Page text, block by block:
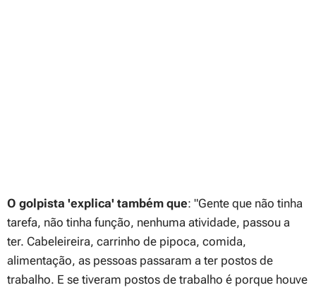
O golpista 'explica' também que: "Gente que não tinha
tarefa, não tinha função, nenhuma atividade, passou a
ter. Cabeleireira, carrinho de pipoca, comida,
alimentação, as pessoas passaram a ter postos de
trabalho. E se tiveram postos de trabalho é porque houve